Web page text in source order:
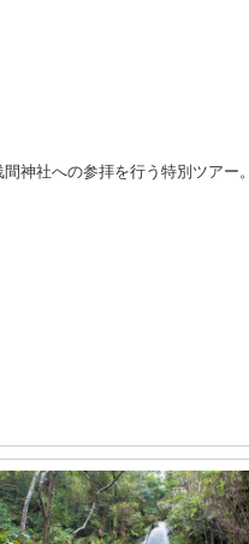
神社への参拝を行う特別ツアー。